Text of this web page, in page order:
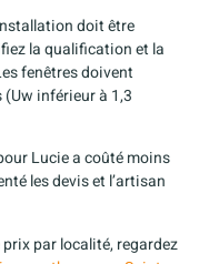
doit être
la qualification et la
fenêtres doivent
inférieur à 1,3
Lucie a coûté moins
les devis et l’artisan
par localité, regardez